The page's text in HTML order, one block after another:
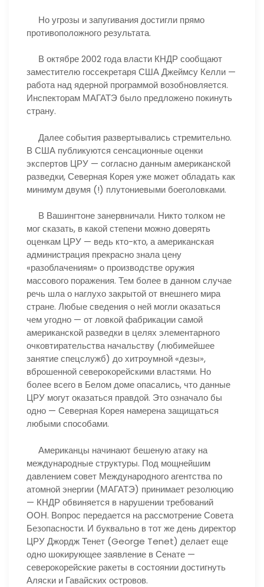
Но угрозы и запугивания достигли прямо
противоположного результата.
В октябре 2002 года власти КНДР сообщают
заместителю госсекретаря США Джеймсу Келли —
работа над ядерной программой возобновляется.
Инспекторам МАГАТЭ было предложено покинуть
страну.
Далее события развертывались стремительно.
В США публикуются сенсационные оценки
экспертов ЦРУ — согласно данным американской
разведки, Северная Корея уже может обладать как
минимум двумя (!) плутониевыми боеголовками.
В Вашингтоне занервничали. Никто толком не
мог сказать, в какой степени можно доверять
оценкам ЦРУ — ведь кто-кто, а американская
администрация прекрасно знала цену
«разоблачениям» о производстве оружия
массового поражения. Тем более в данном случае
речь шла о наглухо закрытой от внешнего мира
стране. Любые сведения о ней могли оказаться
чем угодно — от ловкой фабрикации самой
американской разведки в целях элементарного
очковтирательства начальству (любимейшее
занятие спецслужб) до хитроумной «дезы»,
вброшенной северокорейскими властями. Но
более всего в Белом доме опасались, что данные
ЦРУ могут оказаться правдой. Это означало бы
одно — Северная Корея намерена защищаться
любыми способами.
Американцы начинают бешеную атаку на
международные структуры. Под мощнейшим
давлением совет Международного агентства по
атомной энергии (МАГАТЭ) принимает резолюцию
— КНДР обвиняется в нарушении требований
ООН. Вопрос передается на рассмотрение Совета
Безопасности. И буквально в тот же день директор
ЦРУ Джордж Тенет (George Tenet) делает еще
одно шокирующее заявление в Сенате —
северокорейские ракеты в состоянии достигнуть
Аляски и Гавайских островов.